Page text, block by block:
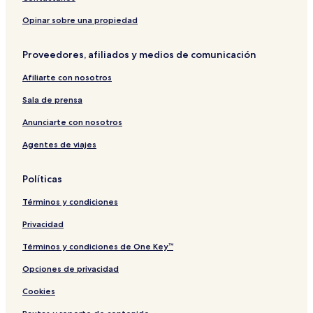
R
ã
r
l
l
e
A
e
g
e
S
u
s
Opinar sobre una propiedad
Proveedores, afiliados y medios de comunicación
Afiliarte con nosotros
Sala de prensa
Anunciarte con nosotros
Agentes de viajes
Políticas
Términos y condiciones
Privacidad
Términos y condiciones de One Key™
Opciones de privacidad
Cookies